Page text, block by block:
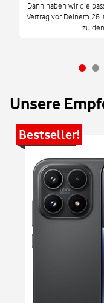
Dann haben wir die
Vertrag vor Deinem
zu
Unsere
Bestseller!